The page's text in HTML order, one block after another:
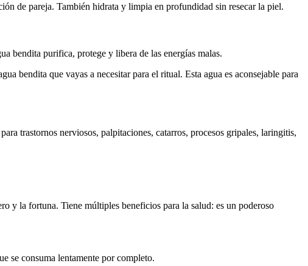
de pareja. También hidrata y limpia en profundidad sin resecar la piel.
bendita purifica, protege y libera de las energías malas.
bendita que vayas a necesitar para el ritual. Esta agua es aconsejable para
trastornos nerviosos, palpitaciones, catarros, procesos gripales, laringitis,
y la fortuna. Tiene múltiples beneficios para la salud: es un poderoso
se consuma lentamente por completo.